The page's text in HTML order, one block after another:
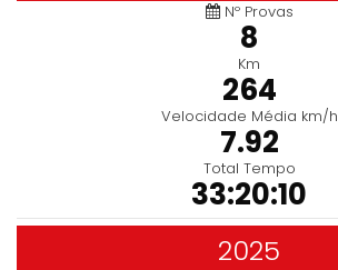
Nº Provas
8
Km
264
Velocidade Média km/h
7.92
Total Tempo
33:20:10
2025